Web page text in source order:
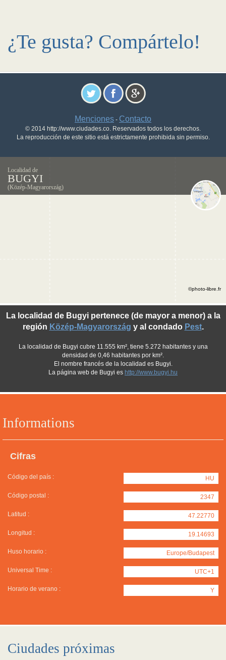
¿Te gusta? Compártelo!
Menciones - Contacto
© 2014 http://www.ciudades.co. Reservados todos los derechos.
La reproducción de este sitio está estrictamente prohibida sin permiso.
Localidad de
BUGYI
(Közép-Magyarország)
Informations
Cifras
Código del país : HU
Código postal : 2347
Latitud : 47.22770
Longitud : 19.14693
Huso horario : Europe/Budapest
Universal Time : UTC+1
Horario de verano : Y
La localidad de Bugyi pertenece (de mayor a menor) a la
región Közép-Magyarország y al condado Pest.
La localidad de Bugyi cubre 11.555 km², tiene 5.272 habitantes y una
densidad de 0,46 habitantes por km².
El nombre francés de la localidad es Bugyi.
La página web de Bugyi es http://www.bugyi.hu
©photo-libre.fr
Ciudades próximas